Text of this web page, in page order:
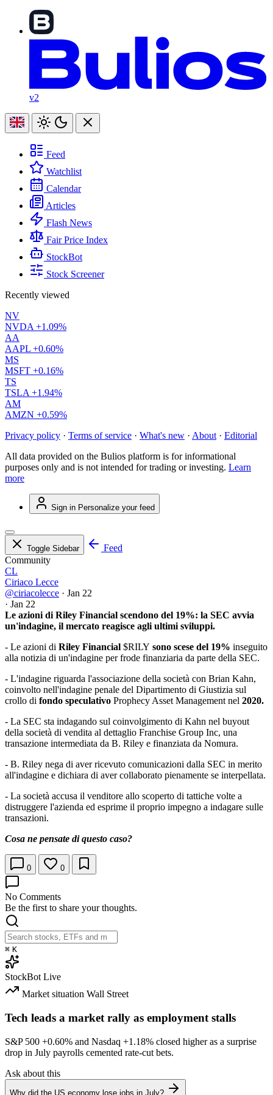
v2
Feed
Watchlist
Calendar
Articles
Flash News
Fair Price Index
StockBot
Stock Screener
Recently viewed
NV
NVDA +1.09%
AA
AAPL +0.60%
MS
MSFT +0.16%
TS
TSLA +1.94%
AM
AMZN +0.59%
Privacy policy · Terms of service · What's new · About · Editorial
All data provided on the Bulios platform is for informational
purposes only and is not intended for trading or investing. Learn
more
Sign in Personalize your feed
Toggle Sidebar
Feed
Community
CL
Ciriaco Lecce
@ciriacolecce · Jan 22
· Jan 22
Le azioni di Riley Financial scendono del 19%: la SEC avvia
un'indagine, il mercato reagisce agli ultimi sviluppi.
- Le azioni di Riley Financial $RILY sono scese del 19% inseguito
alla notizia di un'indagine per frode finanziaria da parte della SEC.
- L'indagine riguarda l'associazione della società con Brian Kahn,
coinvolto nell'indagine penale del Dipartimento di Giustizia sul
crollo di fondo speculativo Prophecy Asset Management nel 2020.
- La SEC sta indagando sul coinvolgimento di Kahn nel buyout
della società di vendita al dettaglio Franchise Group Inc, una
transazione intermediata da B. Riley e finanziata da Nomura.
- B. Riley nega di aver ricevuto comunicazioni dalla SEC in merito
all'indagine e dichiara di aver collaborato pienamente se interpellata.
- La società accusa il venditore allo scoperto di tattiche volte a
distruggere l'azienda ed esprime il proprio impegno a indagare sulle
transazioni.
Cosa ne pensate di questo caso?
0 0
No Comments
Be the first to share your thoughts.
⌘ K
StockBot Live
Market situation Wall Street
Tech leads a market rally as employment stalls
S&P 500 +0.60% and Nasdaq +1.18% closed higher as a surprise
drop in July payrolls cemented rate-cut bets.
Ask about this
Why did the US economy lose jobs in July?